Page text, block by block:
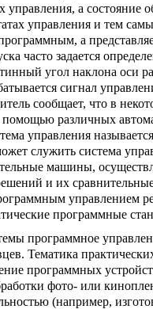
управления, а состояние
управления и тем
а
часто задается
угол наклона оси
сигнал
сообщает, что в
раз­личных
управления
служить система
машины,
и их
управлением
про­граммные
программное
Тематика
программных
фото- или
(например,